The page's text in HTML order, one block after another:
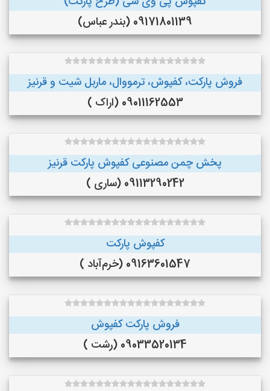
09171801139 (بندر عباس)
فروش پارکت، کفپوش، ترمووال، ماربل شیت و قرنیز
09011162553 (اراک )
پخش چمن مصنوعی کفپوش پارکت قرنیز
09113290242 (ساری )
کفپوش پارکت
09163601547 (خرم‌آباد )
فروش پارکت کفپوش
09033520134 (رشت )